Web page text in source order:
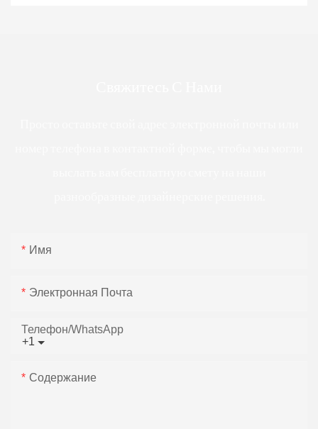
Имя
Электронная Почта
+1
Телефон/WhatsApp
Содержание